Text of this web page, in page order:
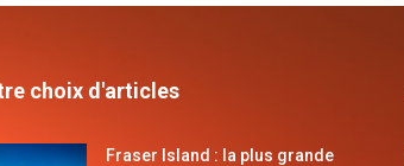
choix d'articles
Fraser Island : la plus grande